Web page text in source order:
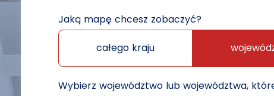
Jaką mapę chcesz zobaczyć?
całego kraju
Wybierz województwo lub województwa,